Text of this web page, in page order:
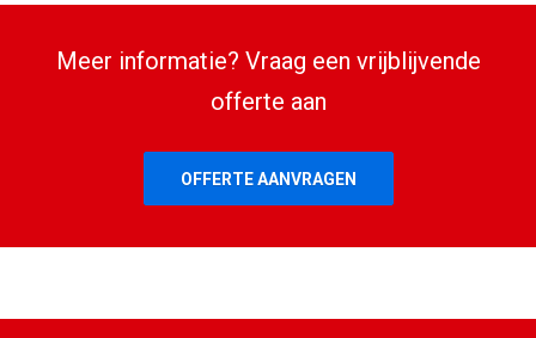
Meer informatie? Vraag een vrijblijvende
offerte aan
OFFERTE AANVRAGEN